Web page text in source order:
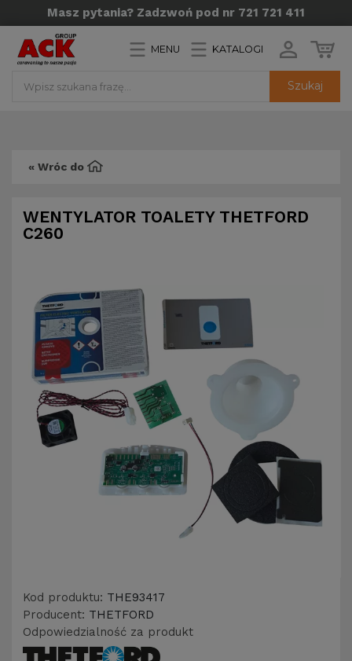
Masz pytania? Zadzwoń pod nr 721 721 411
Szukaj
MENU KATALOGI
« Wróc do
WENTYLATOR TOALETY THETFORD
C260
Kod produktu: THE93417
Producent: THETFORD
Odpowiedzialność za produkt